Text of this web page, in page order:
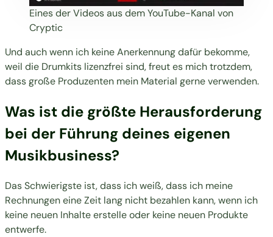
Eines der Videos aus dem YouTube-Kanal von
Cryptic
Und auch wenn ich keine Anerkennung dafür bekomme,
weil die Drumkits lizenzfrei sind, freut es mich trotzdem,
dass große Produzenten mein Material gerne verwenden.
Was ist die größte Herausforderung
bei der Führung deines eigenen
Musikbusiness?
Das Schwierigste ist, dass ich weiß, dass ich meine
Rechnungen eine Zeit lang nicht bezahlen kann, wenn ich
keine neuen Inhalte erstelle oder keine neuen Produkte
entwerfe.